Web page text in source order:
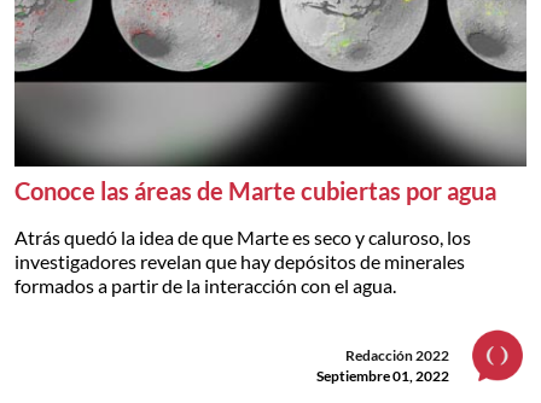
Conoce las áreas de Marte cubiertas por agua
Atrás quedó la idea de que Marte es seco y caluroso, los
investigadores revelan que hay depósitos de minerales
formados a partir de la interacción con el agua.
Redacción 2022
Septiembre 01, 2022